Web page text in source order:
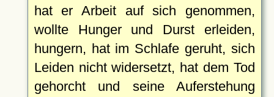
hat er Arbeit auf sich genommen,
wollte Hunger und Durst erleiden,
hungern, hat im Schlafe geruht, sich
Leiden nicht widersetzt, hat dem Tod
gehorcht und seine Auferstehung